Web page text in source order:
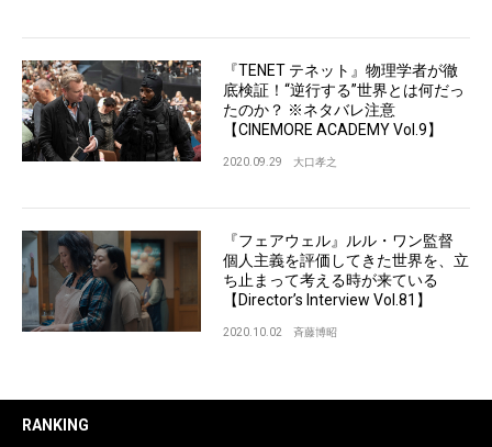
『TENET テネット』物理学者が徹
底検証！“逆行する”世界とは何だっ
たのか？ ※ネタバレ注意
【CINEMORE ACADEMY Vol.9】
2020.09.29 大口孝之
『フェアウェル』ルル・ワン監督
個人主義を評価してきた世界を、立
ち止まって考える時が来ている
【Director’s Interview Vol.81】
2020.10.02 斉藤博昭
RANKING